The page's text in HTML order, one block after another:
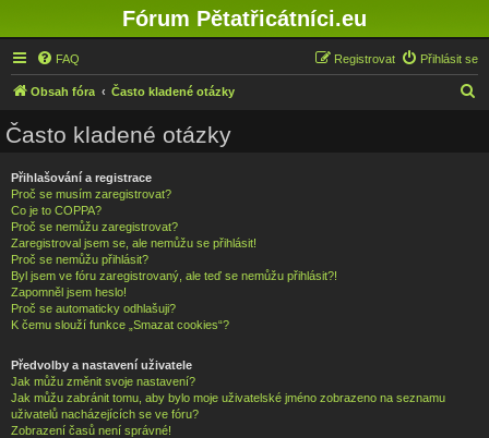
Fórum Pětatřicátníci.eu
FAQ Přihlásit se
Registrovat
Obsah fóra Často kladené otázky
Často kladené otázky
Přihlašování a registrace
Proč se musím zaregistrovat?
Co je to COPPA?
Proč se nemůžu zaregistrovat?
Zaregistroval jsem se, ale nemůžu se přihlásit!
Proč se nemůžu přihlásit?
Byl jsem ve fóru zaregistrovaný, ale teď se nemůžu přihlásit?!
Zapomněl jsem heslo!
Proč se automaticky odhlašuji?
K čemu slouží funkce „Smazat cookies“?
Předvolby a nastavení uživatele
Jak můžu změnit svoje nastavení?
Jak můžu zabránit tomu, aby bylo moje uživatelské jméno zobrazeno na seznamu
uživatelů nacházejících se ve fóru?
Zobrazení časů není správné!